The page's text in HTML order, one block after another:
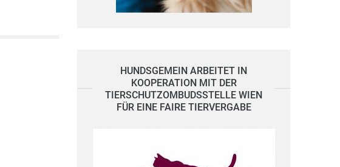
HUNDSGEMEIN ARBEITET IN
KOOPERATION MIT DER
TIERSCHUTZOMBUDSSTELLE WIEN
FÜR EINE FAIRE TIERVERGABE